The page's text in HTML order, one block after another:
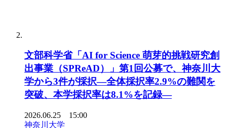
文部科学省「AI for Science 萌芽的挑戦研究創
出事業（SPReAD）」第1回公募で、神奈川大
学から3件が採択―全体採択率2.9%の難関を
突破、本学採択率は8.1%を記録―
2026.06.25 15:00
神奈川大学